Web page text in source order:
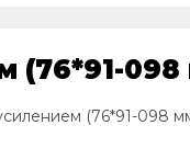
(76*91-
(76*91-098